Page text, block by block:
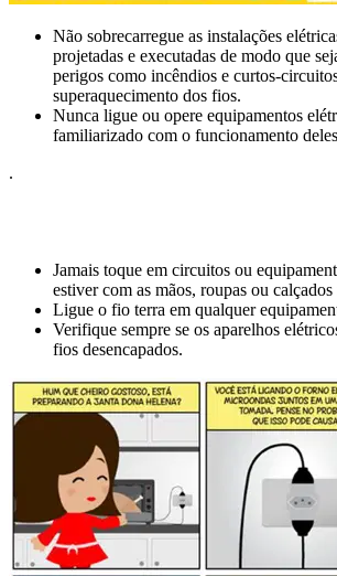
Não sobrecarregue as instalações
projetadas e executadas de modo que
perigos como incêndios e curtos-
superaquecimento dos fios.
Nunca ligue ou opere equipamentos
familiarizado com o funcionamento deles
.
Jamais toque em circuitos ou
estiver com as mãos, roupas ou
Ligue o fio terra em qualquer
Verifique sempre se os aparelhos
fios desencapados.